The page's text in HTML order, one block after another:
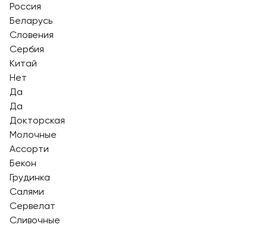
Россия
Беларусь
Словения
Сербия
Китай
Нет
Да
Да
Докторская
Молочные
Ассорти
Бекон
Грудинка
Салями
Сервелат
Сливочные